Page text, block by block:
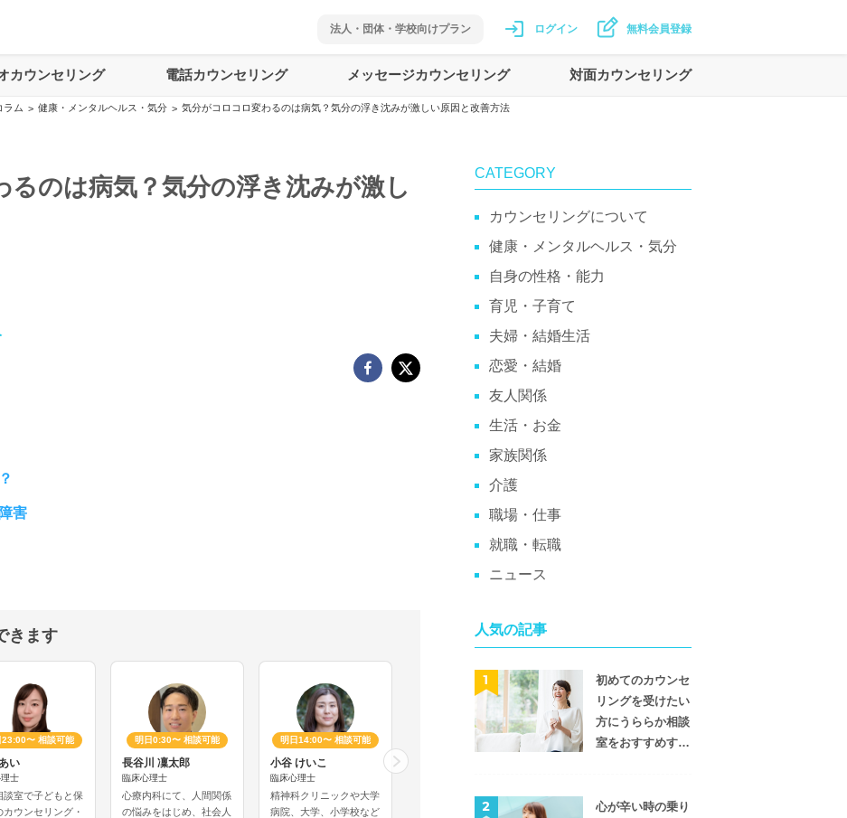
法人・団体・学校向けプラン ログイン 無料会員登録
カウンセリング 電話カウンセリング メッセージカウンセリング 対面カウンセリング
ラム > 健康・メンタルヘルス・気分 > 気分がコロコロ変わるのは病気？気分の浮き沈みが激しい原因と改善方法
るのは病気？気分の浮き沈みが激し
害
きます
23:00〜 相談可能
い
士
談室で子どもと保
カウンセリング・
明日0:30〜 相談可能
長谷川 凜太郎
臨床心理士
心療内科にて、人間関係
の悩みをはじめ、社会人
明日14:00〜 相談可能
小谷 けいこ
臨床心理士
精神科クリニックや大学
病院、大学、小学校など
明日15:30〜 相談可能
行政の子育て相談、ハラ
スメント相談員、スクー
明日22:00〜 相談可能
精神科・心療内科で６年
のカウンセリング経験が
CATEGORY
カウンセリングについて
健康・メンタルヘルス・気分
自身の性格・能力
育児・子育て
夫婦・結婚生活
恋愛・結婚
友人関係
生活・お金
家族関係
介護
職場・仕事
就職・転職
ニュース
人気の記事
初めてのカウンセ
リングを受けたい
方にうららか相談
室をおすすめする
心が辛い時の乗り